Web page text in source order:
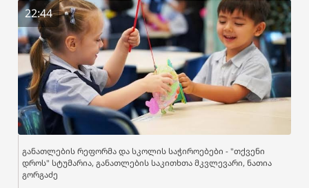
22:44
განათლების რეფორმა და სკოლის საჭიროებები - "თქვენი
დროს" სტუმარია, განათლების საკითხთა მკვლევარი, ნათია
გორგაძე